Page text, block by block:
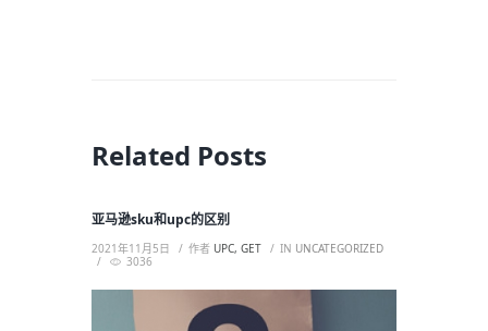
Related Posts
亚马逊sku和upc的区别
2021年11月5日 作者 UPC, GET IN UNCATEGORIZED
3036